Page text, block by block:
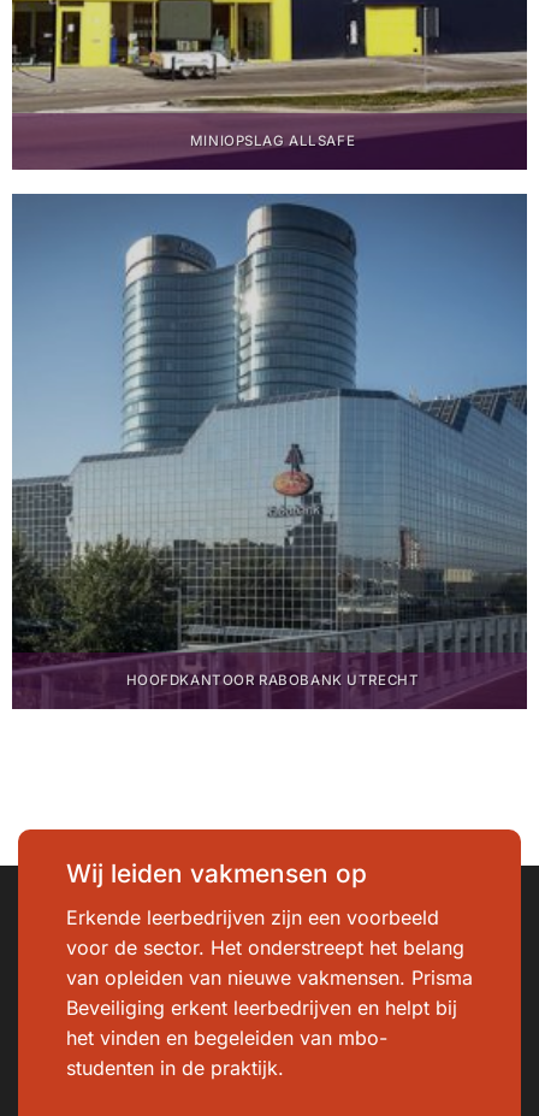
MINIOPSLAG ALLSAFE
HOOFDKANTOOR RABOBANK UTRECHT
Wij leiden vakmensen op
Erkende leerbedrijven zijn een voorbeeld
voor de sector. Het onderstreept het belang
van opleiden van nieuwe vakmensen. Prisma
Beveiliging erkent leerbedrijven en helpt bij
het vinden en begeleiden van mbo-
studenten in de praktijk.